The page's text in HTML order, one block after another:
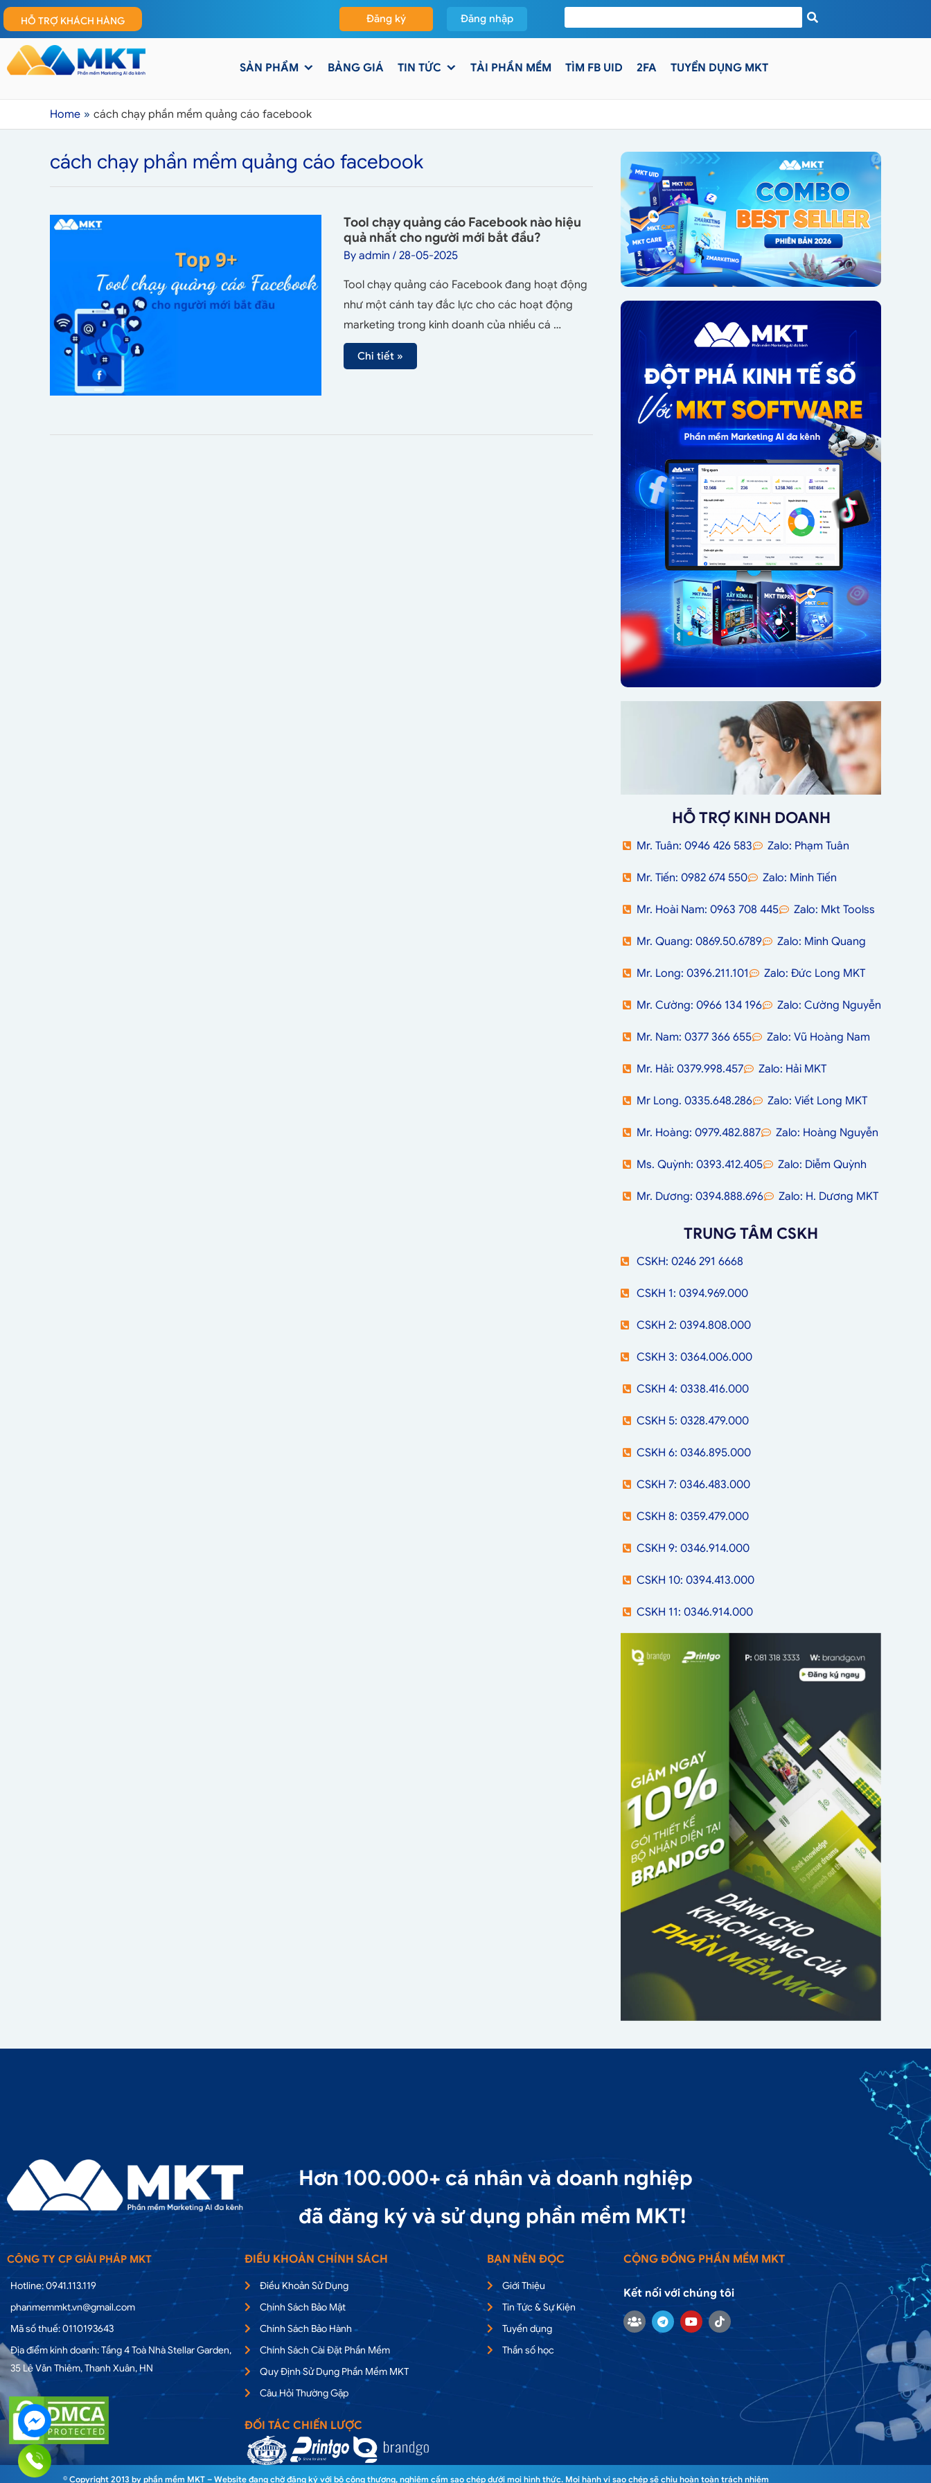
HỖ TRỢ KHÁCH HÀNG Đăng ký Đăng nhập
SẢN PHẨM BẢNG GIÁ TIN TỨC TẢI PHẦN MỀM TÌM FB UID 2FA TUYỂN DỤNG MKT
Home cách chạy phần mềm quảng cáo facebook
cách chạy phần mềm quảng cáo facebook
Tool chạy quảng cáo Facebook nào hiệu
quả nhất cho người mới bắt đầu?
By admin / 28-05-2025
Tool chạy quảng cáo Facebook đang hoạt động
như một cánh tay đắc lực cho các hoạt động
marketing trong kinh doanh của nhiều cá …
Chi tiết »
HỖ TRỢ KINH DOANH
Mr. Tuân: 0946 426 583 Zalo: Phạm Tuân
Mr. Tiến: 0982 674 550 Zalo: Minh Tiến
Mr. Hoài Nam: 0963 708 445 Zalo: Mkt Toolss
Mr. Quang: 0869.50.6789 Zalo: Minh Quang
Mr. Long: 0396.211.101 Zalo: Đức Long MKT
Mr. Cường: 0966 134 196 Zalo: Cường Nguyễn
Mr. Nam: 0377 366 655 Zalo: Vũ Hoàng Nam
Mr. Hải: 0379.998.457 Zalo: Hải MKT
Mr Long. 0335.648.286 Zalo: Viết Long MKT
Mr. Hoàng: 0979.482.887 Zalo: Hoàng Nguyễn
Ms. Quỳnh: 0393.412.405 Zalo: Diễm Quỳnh
Mr. Dương: 0394.888.696 Zalo: H. Dương MKT
TRUNG TÂM CSKH
CSKH: 0246 291 6668
CSKH 1: 0394.969.000
CSKH 2: 0394.808.000
CSKH 3: 0364.006.000
CSKH 4: 0338.416.000
CSKH 5: 0328.479.000
CSKH 6: 0346.895.000
CSKH 7: 0346.483.000
CSKH 8: 0359.479.000
CSKH 9: 0346.914.000
CSKH 10: 0394.413.000
CSKH 11: 0346.914.000
Hơn 100.000+ cá nhân và doanh nghiệp
đã đăng ký và sử dụng phần mềm MKT!
CÔNG TY CP GIẢI PHÁP MKT
Hotline: 0941.113.119
phanmemmkt.vn@gmail.com
Mã số thuế: 0110193643
Địa điểm kinh doanh: Tầng 4 Toà Nhà Stellar Garden,
35 Lê Văn Thiêm, Thanh Xuân, HN
ĐIỀU KHOẢN CHÍNH SÁCH
Điều Khoản Sử Dụng
Chính Sách Bảo Mật
Chính Sách Bảo Hành
Chính Sách Cài Đặt Phần Mềm
Quy Định Sử Dụng Phần Mềm MKT
Câu Hỏi Thường Gặp
ĐỐI TÁC CHIẾN LƯỢC
BẠN NÊN ĐỌC
Giới Thiệu
Tin Tức & Sự Kiện
Tuyển dụng
Thần số học
CỘNG ĐỒNG PHẦN MỀM MKT
Kết nối với chúng tôi
© Copyright 2013 by phần mềm MKT – Website đang chờ đăng ký với bộ công thương, nghiêm cấm sao chép dưới mọi hình thức. Mọi hành vi sao chép sẽ chịu hoàn toàn trách nhiệm